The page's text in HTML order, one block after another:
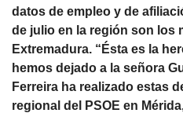
datos de empleo y de
de julio en la región son los
Extremadura. “Ésta es la
hemos dejado a la señora
Ferreira ha realizado estas
regional del PSOE en